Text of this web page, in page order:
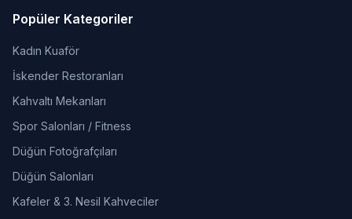
Popüler Kategoriler
Kadın Kuaför
İskender Restoranları
Kahvaltı Mekanları
Spor Salonları / Fitness
Düğün Fotoğrafçıları
Düğün Salonları
Kafeler & 3. Nesil Kahveciler